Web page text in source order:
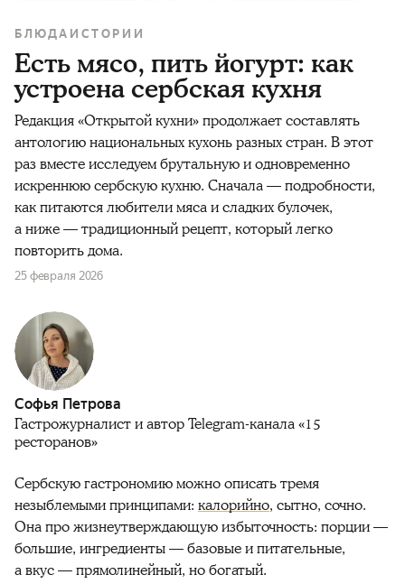
БЛЮДА ИСТОРИИ
Есть мясо, пить йогурт: как
устроена сербская кухня
Редакция «Открытой кухни» продолжает составлять
антологию национальных кухонь разных стран. В этот
раз вместе исследуем брутальную и одновременно
искреннюю сербскую кухню. Сначала — подробности,
как питаются любители мяса и сладких булочек,
а ниже — традиционный рецепт, который легко
повторить дома.
25 февраля 2026
Софья Петрова
Гастрожурналист и автор Telegram-канала «15
ресторанов»
Сербскую гастрономию можно описать тремя
незыблемыми принципами: калорийно, сытно, сочно.
Она про жизнеутверждающую избыточность: порции —
большие, ингредиенты — базовые и питательные,
а вкус — прямолинейный, но богатый.